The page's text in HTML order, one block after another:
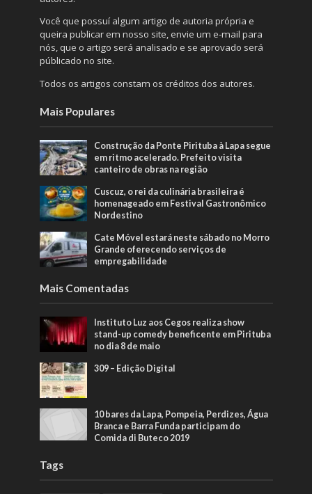
Você que possuí algum artigo de autoria própria e
queira publicar em nosso site, envie um e-mail para
nós, que o artigo será analisado e se aprovado será
públicado no site.
Todos os artigos constam os créditos dos autores.
Mais Populares
Construção da Ponte Pirituba à Lapa segue
em ritmo acelerado. Prefeito visita
canteiro de obras na região
Cuscuz, o rei da culinária brasileira é
homenageado em Festival Gastronômico
Nordestino
Cate Móvel estará neste sábado no Morro
Grande oferecendo serviços de
empregabilidade
Mais Comentadas
Instituto Luz aos Cegos realiza show
stand-up comedy beneficente em Pirituba
no dia 8 de maio
309 – Edição Digital
10 bares da Lapa, Pompeia, Perdizes, Água
Branca e Barra Funda participam do
Comida di Buteco 2019
Tags